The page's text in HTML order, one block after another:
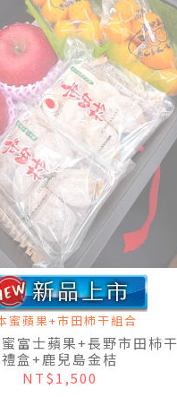
蜜蘋果+市田柿干組合
富士蘋果+長野市田柿干
禮盒+鹿兒島金桔
NT$1,500